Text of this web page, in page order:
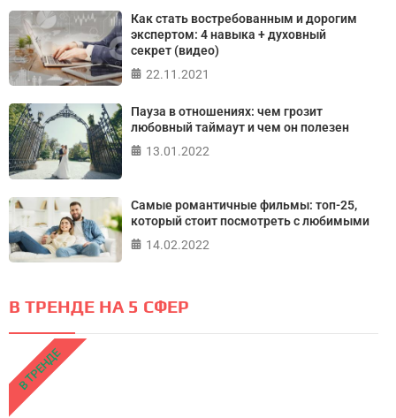
Как стать востребованным и дорогим
экспертом: 4 навыка + духовный
секрет (видео)
22.11.2021
Пауза в отношениях: чем грозит
любовный таймаут и чем он полезен
13.01.2022
Самые романтичные фильмы: топ-25,
который стоит посмотреть с любимыми
14.02.2022
В ТРЕНДЕ НА 5 СФЕР
В ТРЕНДЕ